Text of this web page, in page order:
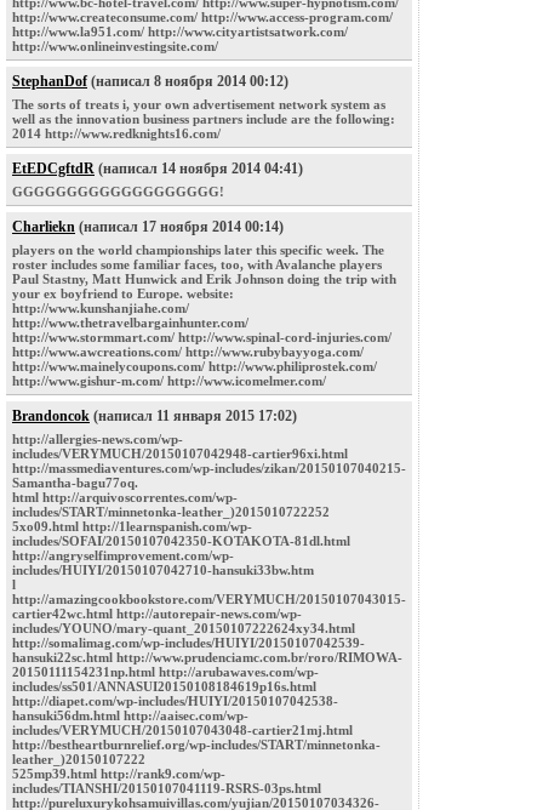
http://www.createconsume.com/ http://www.access-program.com/
http://www.la951.com/ http://www.cityartistsatwork.com/
http://www.onlineinvestingsite.com/
StephanDof(написал 8 ноября 2014 00:12)
The sorts of treats i, your own advertisement network system as
well as the innovation business partners include are the following:
2014 http://www.redknights16.com/
EtEDCgftdR (написал 14 ноября 2014 04:41)
GGGGGGGGGGGGGGGGGGG!
Charliekn (написал 17 ноября 2014 00:14)
players on the world championships later this specific week. The
roster includes some familiar faces, too, with Avalanche players
Paul Stastny, Matt Hunwick and Erik Johnson doing the trip with
your ex boyfriend to Europe. website:
http://www.kunshanjiahe.com/
http://www.thetravelbargainhunter.com/
http://www.stormmart.com/ http://www.spinal-cord-injuries.com/
http://www.awcreations.com/ http://www.rubybayyoga.com/
http://www.mainelycoupons.com/ http://www.philiprostek.com/
http://www.gishur-m.com/ http://www.icomelmer.com/
Brandoncok (написал 11 января 2015 17:02)
http://allergies-news.com/wp-
includes/VERYMUCH/20150107042948-cartier96xi.html
http://massmediaventures.com/wp-includes/zikan/20150107040215-
Samantha-bagu77oq.
html http://arquivoscorrentes.com/wp-
includes/START/minnetonka-leather_)2015010722252
5xo09.html http://1learnspanish.com/wp-
includes/SOFAI/20150107042350-KOTAKOTA-81dl.html
http://angryselfimprovement.com/wp-
includes/HUIYI/20150107042710-hansuki33bw.htm
l
http://amazingcookbookstore.com/VERYMUCH/20150107043015-
cartier42wc.html http://autorepair-news.com/wp-
includes/YOUNO/mary-quant_20150107222624xy34.html
http://somalimag.com/wp-includes/HUIYI/20150107042539-
hansuki22sc.html http://www.prudenciamc.com.br/roro/RIMOWA-
20150111154231np.html http://arubawaves.com/wp-
includes/ss501/ANNASUI20150108184619p16s.html
http://diapet.com/wp-includes/HUIYI/20150107042538-
hansuki56dm.html http://aaisec.com/wp-
includes/VERYMUCH/20150107043048-cartier21mj.html
http://bestheartburnrelief.org/wp-includes/START/minnetonka-
leather_)20150107222
525mp39.html http://rank9.com/wp-
includes/TIANSHI/20150107041119-RSRS-03ps.html
http://pureluxurykohsamuivillas.com/yujian/20150107034326-